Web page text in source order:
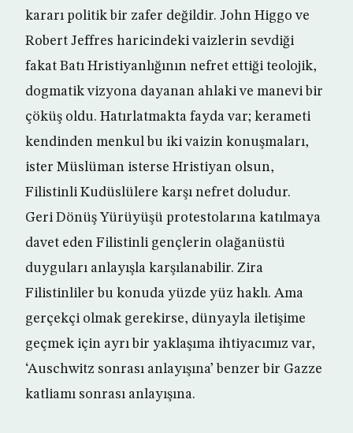
kararı politik bir zafer değildir. John Higgo ve
Robert Jeffres haricindeki vaizlerin sevdiği
fakat Batı Hristiyanlığının nefret ettiği teolojik,
dogmatik vizyona dayanan ahlaki ve manevi bir
çöküş oldu. Hatırlatmakta fayda var; kerameti
kendinden menkul bu iki vaizin konuşmaları,
ister Müslüman isterse Hristiyan olsun,
Filistinli Kudüslülere karşı nefret doludur.
Geri Dönüş Yürüyüşü protestolarına katılmaya
davet eden Filistinli gençlerin olağanüstü
duyguları anlayışla karşılanabilir. Zira
Filistinliler bu konuda yüzde yüz haklı. Ama
gerçekçi olmak gerekirse, dünyayla iletişime
geçmek için ayrı bir yaklaşıma ihtiyacımız var,
‘Auschwitz sonrası anlayışına’ benzer bir Gazze
katliamı sonrası anlayışına.